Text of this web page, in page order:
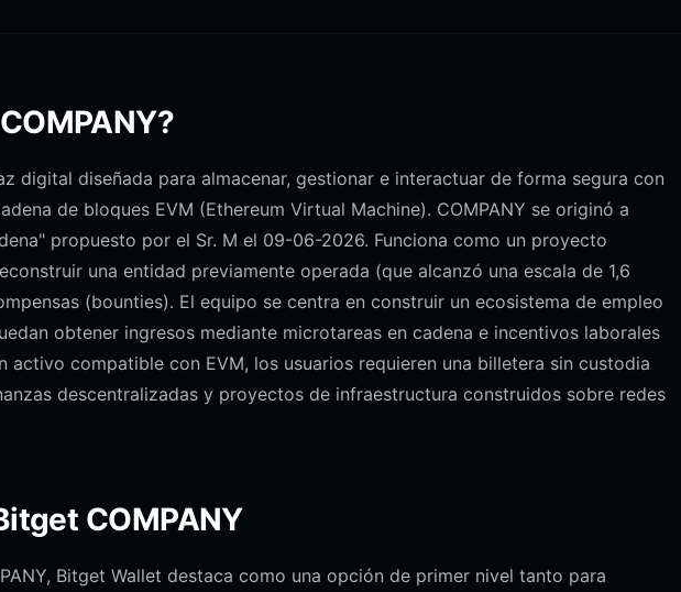
digital diseñada para almacenar, gestionar e interactuar de forma segura con
de bloques EVM (Ethereum Virtual Machine). COMPANY se originó a
propuesto por el Sr. M el 09-06-2026. Funciona como un proyecto
una entidad previamente operada (que alcanzó una escala de 1,6
(bounties). El equipo se centra en construir un ecosistema de empleo
obtener ingresos mediante microtareas en cadena e incentivos laborales
activo compatible con EVM, los usuarios requieren una billetera sin custodia
descentralizadas y proyectos de infraestructura construidos sobre redes
COMPANY
Bitget Wallet destaca como una opción de primer nivel tanto para